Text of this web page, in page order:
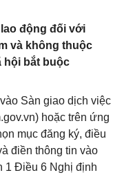
động đối với
và không thuộc
hội bắt buộc
Sàn giao dịch việc
hoặc trên ứng
mục đăng ký, điều
điền thông tin vào
1 Điều 6 Nghị định